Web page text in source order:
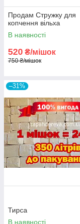
Продам Стружку для
копчення вільха
В наявності
520 ₴/мішок
750 ₴/мішок
–31%
Тирса
В наявності